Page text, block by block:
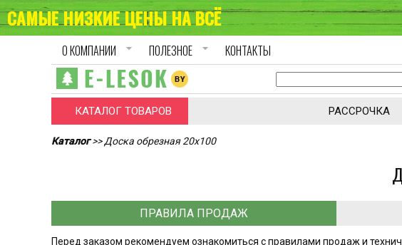
САМЫЕ НИЗКИЕ ЦЕНЫ НА ВСЁ
О КОМПАНИИ arrow_drop_down ПОЛЕЗНОЕ arrow_drop_down КОНТАКТЫ
КАТАЛОГ ТОВАРОВ РАССРОЧКА
Каталог>> Доска обрезная 20х100
ПРАВИЛА ПРОДАЖ
Перед заказом рекомендуем ознакомиться с правилами продаж и